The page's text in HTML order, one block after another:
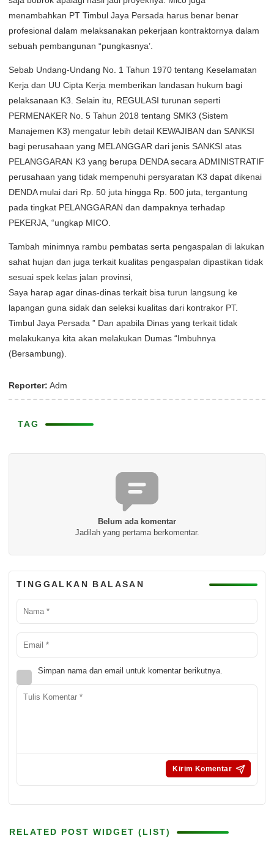
menambahkan PT Timbul Jaya Persada harus benar benar
profesional dalam melaksanakan pekerjaan kontraktornya dalam
sebuah pembangunan “pungkasnya’.
Sebab Undang-Undang No. 1 Tahun 1970 tentang Keselamatan
Kerja dan UU Cipta Kerja memberikan landasan hukum bagi
pelaksanaan K3. Selain itu, REGULASI turunan seperti
PERMENAKER No. 5 Tahun 2018 tentang SMK3 (Sistem
Manajemen K3) mengatur lebih detail KEWAJIBAN dan SANKSI
bagi perusahaan yang MELANGGAR dari jenis SANKSI atas
PELANGGARAN K3 yang berupa DENDA secara ADMINISTRATIF
perusahaan yang tidak mempenuhi persyaratan K3 dapat dikenai
DENDA mulai dari Rp. 50 juta hingga Rp. 500 juta, tergantung
pada tingkat PELANGGARAN dan dampaknya terhadap
PEKERJA, “ungkap MICO.
Tambah minimnya rambu pembatas serta pengaspalan di lakukan
sahat hujan dan juga terkait kualitas pengaspalan dipastikan tidak
sesuai spek kelas jalan provinsi,
Saya harap agar dinas-dinas terkait bisa turun langsung ke
lapangan guna sidak dan seleksi kualitas dari kontrakor PT.
Timbul Jaya Persada ” Dan apabila Dinas yang terkait tidak
melakukanya kita akan melakukan Dumas “Imbuhnya
(Bersambung).
Reporter: Adm
TAG
Belum ada komentar
Jadilah yang pertama berkomentar.
TINGGALKAN BALASAN
Simpan nama dan email untuk komentar berikutnya.
RELATED POST WIDGET (LIST)